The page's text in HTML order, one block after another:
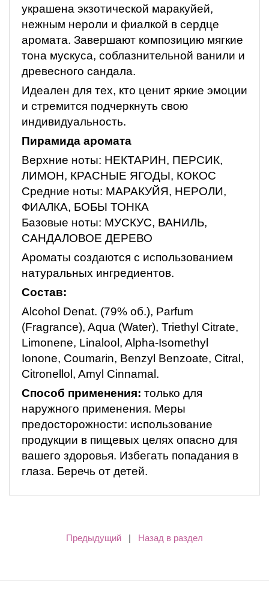
украшена экзотической маракуйей,
нежным нероли и фиалкой в сердце
аромата. Завершают композицию мягкие
тона мускуса, соблазнительной ванили и
древесного сандала.
Идеален для тех, кто ценит яркие эмоции
и стремится подчеркнуть свою
индивидуальность.
Пирамида аромата
Верхние ноты: НЕКТАРИН, ПЕРСИК,
ЛИМОН, КРАСНЫЕ ЯГОДЫ, КОКОС
Средние ноты: МАРАКУЙЯ, НЕРОЛИ,
ФИАЛКА, БОБЫ ТОНКА
Базовые ноты: МУСКУС, ВАНИЛЬ,
САНДАЛОВОЕ ДЕРЕВО
Ароматы создаются с использованием
натуральных ингредиентов.
Состав:
Alcohol Denat. (79% об.), Parfum
(Fragrance), Aqua (Water), Triethyl Citrate,
Limonene, Linalool, Alpha-Isomethyl
Ionone, Coumarin, Benzyl Benzoate, Citral,
Citronellol, Amyl Cinnamal.
Способ применения: только для
наружного применения. Меры
предосторожности: использование
продукции в пищевых целях опасно для
вашего здоровья. Избегать попадания в
глаза. Беречь от детей.
Предыдущий | Назад в раздел